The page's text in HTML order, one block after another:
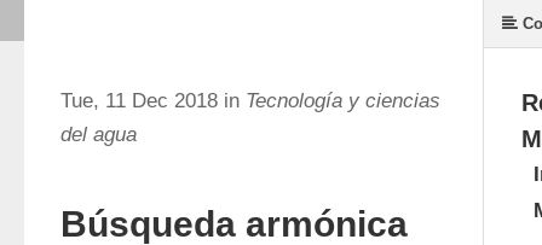
Tue, 11 Dec 2018 in Tecnología y ciencias
del agua
Búsqueda armónica